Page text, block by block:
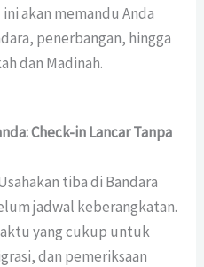
akan memandu Anda
penerbangan, hingga
dan Madinah.
Check-in Lancar Tanpa
tiba di Bandara
jadwal keberangkatan.
yang cukup untuk
dan pemeriksaan